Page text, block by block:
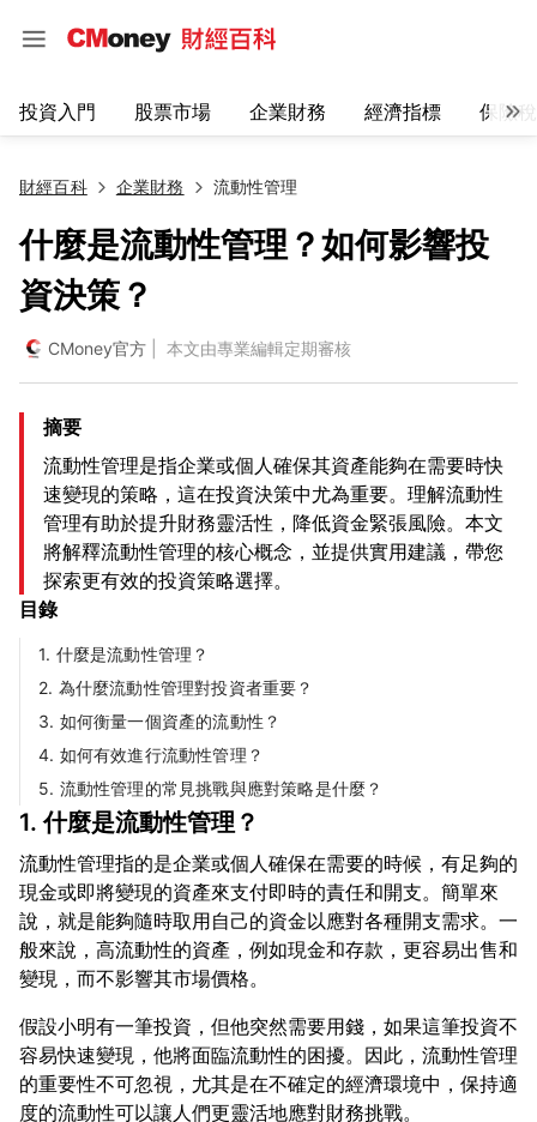
投資入門 股票市場 企業財務 經濟指標 保險
財經百科 企業財務 流動性管理
什麼是流動性管理？如何影響投
資決策？
CMoney官方 | 本文由專業編輯定期審核
摘要
流動性管理是指企業或個人確保其資產能夠在需要時快
速變現的策略，這在投資決策中尤為重要。理解流動性
管理有助於提升財務靈活性，降低資金緊張風險。本文
將解釋流動性管理的核心概念，並提供實用建議，帶您
探索更有效的投資策略選擇。
目錄
1. 什麼是流動性管理？
2. 為什麼流動性管理對投資者重要？
3. 如何衡量一個資產的流動性？
4. 如何有效進行流動性管理？
5. 流動性管理的常見挑戰與應對策略是什麼？
1. 什麼是流動性管理？
流動性管理指的是企業或個人確保在需要的時候，有足夠的
現金或即將變現的資產來支付即時的責任和開支。簡單來
說，就是能夠隨時取用自己的資金以應對各種開支需求。一
般來說，高流動性的資產，例如現金和存款，更容易出售和
假設小明有一筆投資，但他突然需要用錢，如果這筆投資不
容易快速變現，他將面臨流動性的困擾。因此，流動性管理
的重要性不可忽視，尤其是在不確定的經濟環境中，保持適